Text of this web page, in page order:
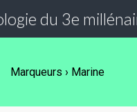
du 3e
Marqueurs › Marine